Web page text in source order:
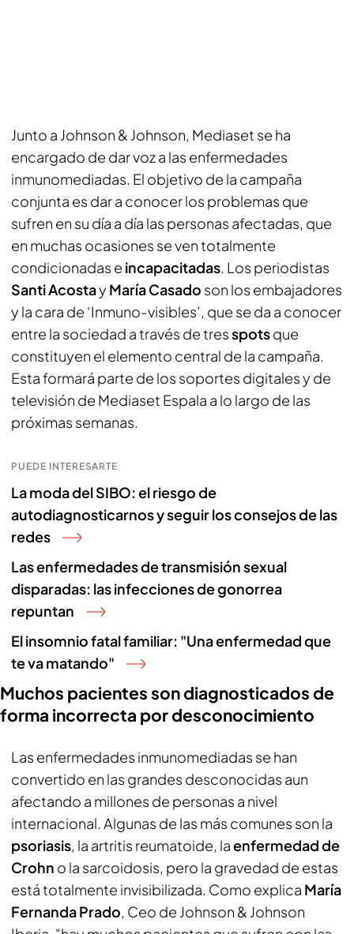
Junto a Johnson & Johnson, Mediaset se ha
encargado de dar voz a las enfermedades
inmunomediadas. El objetivo de la campaña
conjunta es dar a conocer los problemas que
sufren en su día a día las personas afectadas, que
en muchas ocasiones se ven totalmente
condicionadas e incapacitadas. Los periodistas
Santi Acostay María Casado son los embajadores
y la cara de ‘Inmuno-visibles’, que se da a conocer
entre la sociedad a través de tresspotsque
constituyen el elemento central de la campaña.
Esta formará parte de los soportes digitales y de
televisión de Mediaset Espala a lo largo de las
próximas semanas.
PUEDE INTERESARTE
La moda del SIBO: el riesgo de
autodiagnosticarnos y seguir los consejos de las
redes
Las enfermedades de transmisión sexual
disparadas: las infecciones de gonorrea
repuntan
El insomnio fatal familiar: "Una enfermedad que
te va matando"
Muchos pacientes son diagnosticados de
forma incorrecta por desconocimiento
Las enfermedades inmunomediadas se han
convertido en las grandes desconocidas aun
afectando a millones de personas a nivel
internacional. Algunas de las más comunes son la
psoriasis, la artritis reumatoide, laenfermedad de
Crohn o la sarcoidosis, pero la gravedad de estas
está totalmente invisibilizada. Como explica María
Fernanda Prado, Ceo de Johnson & Johnson